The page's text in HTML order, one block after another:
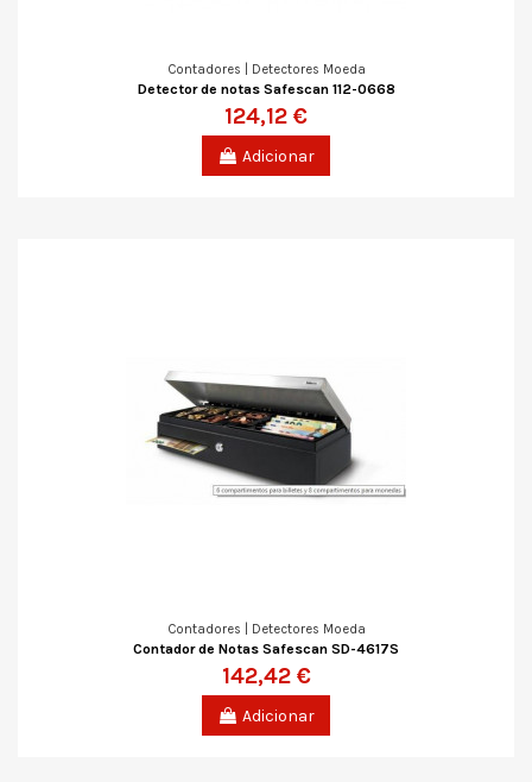
Contadores | Detectores Moeda
Detector de notas Safescan 112-0668
124,12 €
Adicionar
Contadores | Detectores Moeda
Contador de Notas Safescan SD-4617S
142,42 €
Adicionar